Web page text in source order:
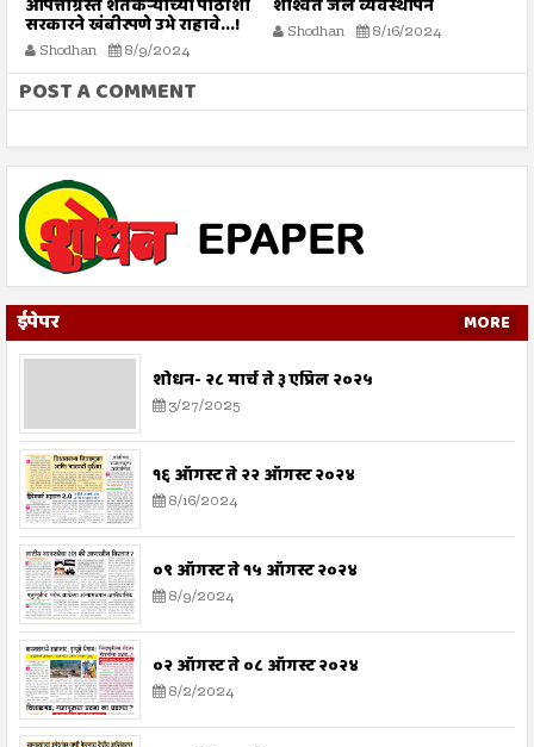
आपत्तीग्रस्त शेतकऱ्यांच्या पाठीशी
सरकारने खंबीरपणे उभे राहावे...!
Shodhan 8/9/2024
शाश्वत जल व्यवस्थापन
Shodhan 8/16/2024
POST A COMMENT
ईपेपर MORE
शोधन- २८ मार्च ते ३ एप्रिल २०२५
3/27/2025
१६ ऑगस्ट ते २२ ऑगस्ट २०२४
8/16/2024
०९ ऑगस्ट ते १५ ऑगस्ट २०२४
8/9/2024
०२ ऑगस्ट ते ०८ ऑगस्ट २०२४
8/2/2024